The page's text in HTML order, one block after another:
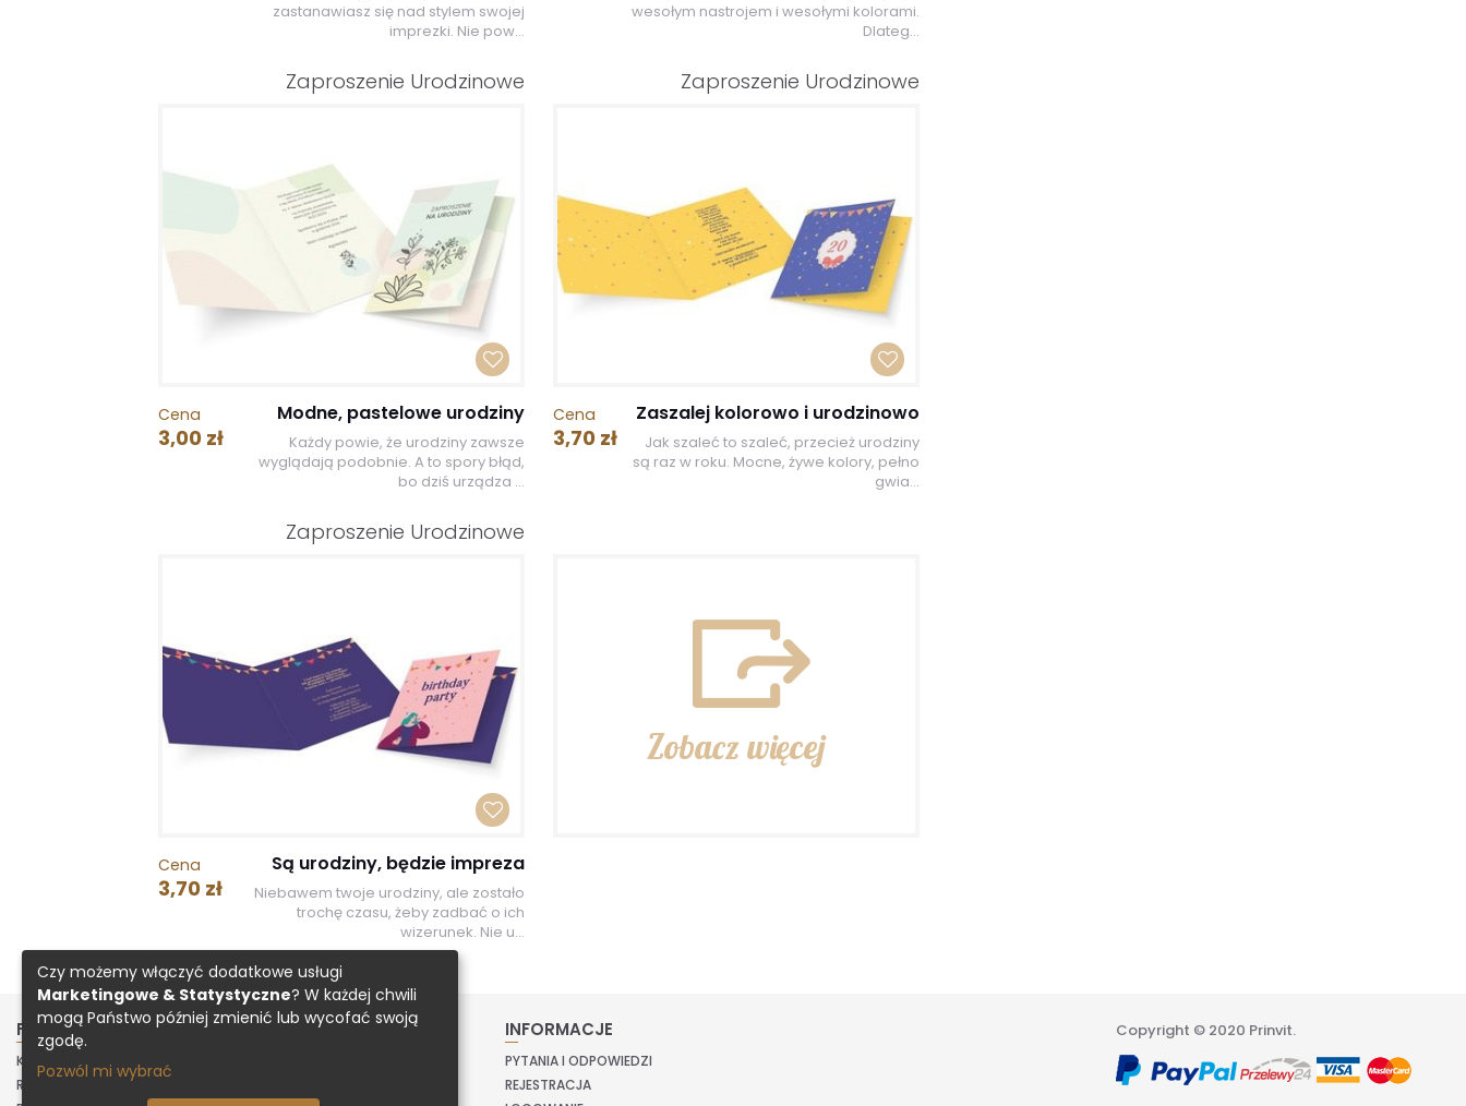
zastanawiasz się nad stylem swojej
imprezki. Nie pow...
wesołym nastrojem i wesołymi kolorami.
Dlateg...
Zaproszenie Urodzinowe
Cena
3,00 zł
Modne, pastelowe urodziny
Każdy powie, że urodziny zawsze
wyglądają podobnie. A to spory błąd,
bo dziś urządza ...
Zaproszenie Urodzinowe
Cena
3,70 zł
Zaszalej kolorowo i urodzinowo
Jak szaleć to szaleć, przecież urodziny
są raz w roku. Mocne, żywe kolory, pełno
gwia...
Zaproszenie Urodzinowe
Cena
3,70 zł
Są urodziny, będzie impreza
Niebawem twoje urodziny, ale zostało
trochę czasu, żeby zadbać o ich
wizerunek. Nie u...
Zobacz więcej
FIRMA
KONTAKT
REGULAMIN
INNE INFORMACJE
PYTANIA I ODPOWIEDZI
REJESTRACJA
Copyright © 2020 Prinvit.
Czy możemy włączyć dodatkowe usługi
Marketingowe & Statystyczne? W każdej chwili
mogą Państwo później zmienić lub wycofać swoją
zgodę.
Pozwól mi wybrać